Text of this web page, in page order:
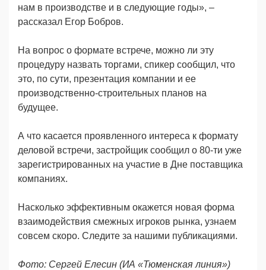
нам в производстве и в следующие годы», –
рассказал Егор Бобров.
На вопрос о формате встрече, можно ли эту
процедуру назвать торгами, спикер сообщил, что
это, по сути, презентация компании и ее
производственно-строительных планов на
будущее.
А что касается проявленного интереса к формату
деловой встречи, застройщик сообщил о 80-ти уже
зарегистрированных на участие в Дне поставщика
компаниях.
Насколько эффективным окажется новая форма
взаимодействия смежных игроков рынка, узнаем
совсем скоро. Следите за нашими публикациями.
Фото: Сергей Елесин (ИА «Тюменская линия»)